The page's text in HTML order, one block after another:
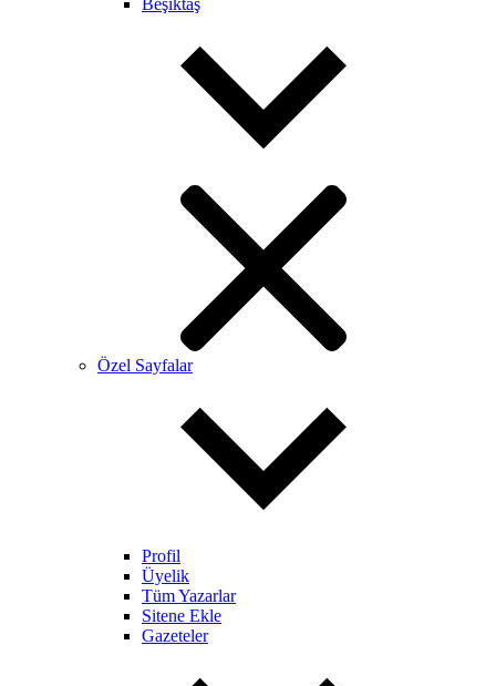
Beşiktaş
Özel Sayfalar
Profil
Üyelik
Tüm Yazarlar
Sitene Ekle
Gazeteler